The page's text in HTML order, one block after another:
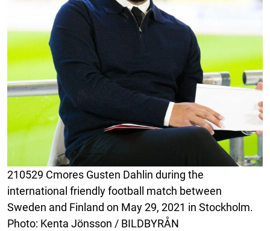
210529 Cmores Gusten Dahlin during the
international friendly football match between
Sweden and Finland on May 29, 2021 in Stockholm.
Photo: Kenta Jönsson / BILDBYRÅN